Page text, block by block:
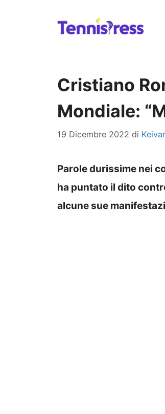
Cristiano
Mondiale:
19 Dicembre 2022 di
Parole durissime nei
ha puntato il dito
alcune sue